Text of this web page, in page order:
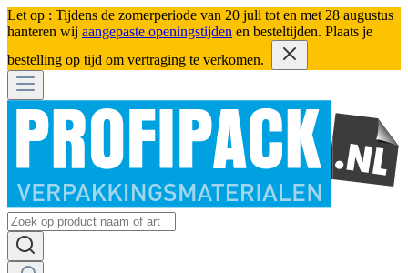
Let op : Tijdens de zomerperiode van 20 juli tot en met 28 augustus
hanteren wij aangepaste openingstijden en besteltijden. Plaats je
bestelling op tijd om vertraging te verkomen.